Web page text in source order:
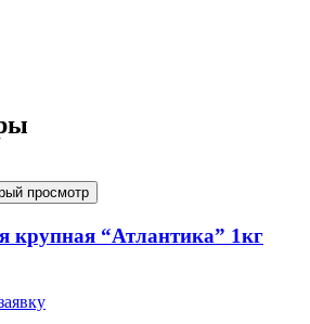
просмотр
крупная “Атлантика” 1кг